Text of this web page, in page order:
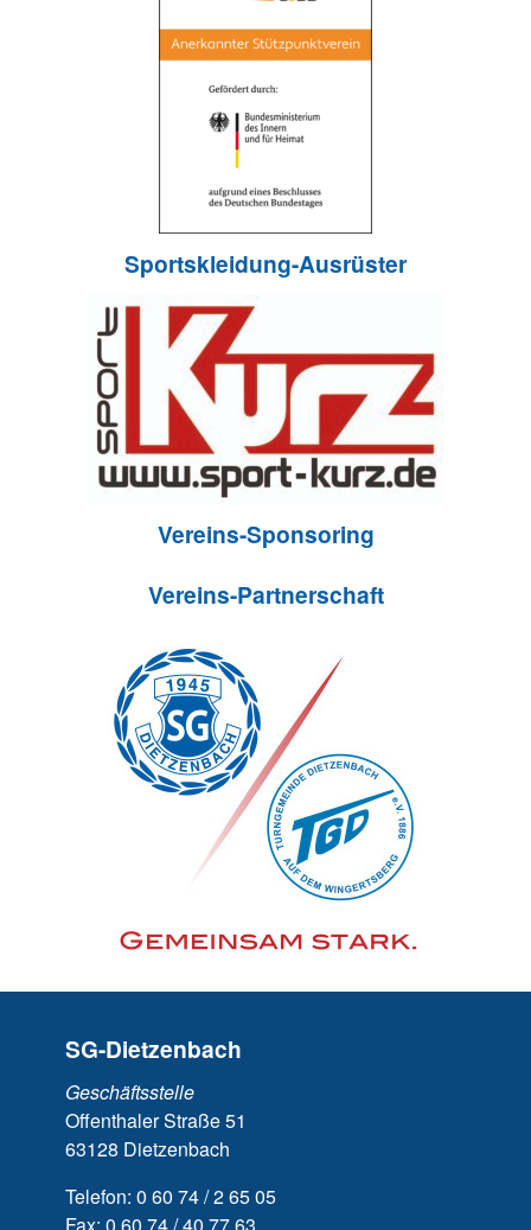
Sportskleidung-Ausrüster
Vereins-Sponsoring
Vereins-Partnerschaft
SG-Dietzenbach
Geschäftsstelle
Offenthaler Straße 51
63128 Dietzenbach
Telefon: 0 60 74 / 2 65 05